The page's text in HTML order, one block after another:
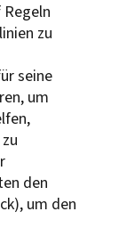
zu
seine
um
den
um den